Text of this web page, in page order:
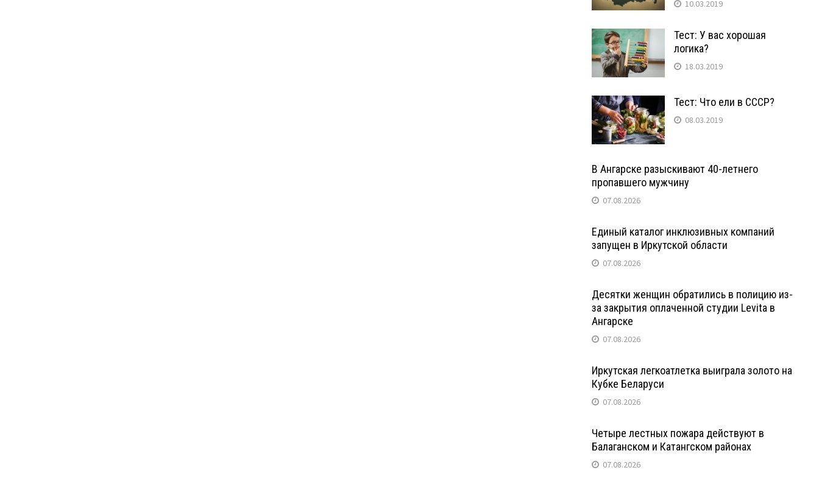
10.03.2019
Тест: У вас хорошая
логика?
18.03.2019
Тест: Что ели в СССР?
08.03.2019
В Ангарске разыскивают 40-летнего
пропавшего мужчину
07.08.2026
Единый каталог инклюзивных компаний
запущен в Иркутской области
07.08.2026
Десятки женщин обратились в полицию из-
за закрытия оплаченной студии Levita в
Ангарске
07.08.2026
Иркутская легкоатлетка выиграла золото на
Кубке Беларуси
07.08.2026
Четыре лестных пожара действуют в
Балаганском и Катангском районах
07.08.2026